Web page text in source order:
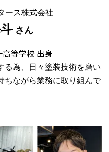
ース株式会社
さん
等学校 出身
る為、日々塗装技術を磨い
ちながら業務に取り組んで